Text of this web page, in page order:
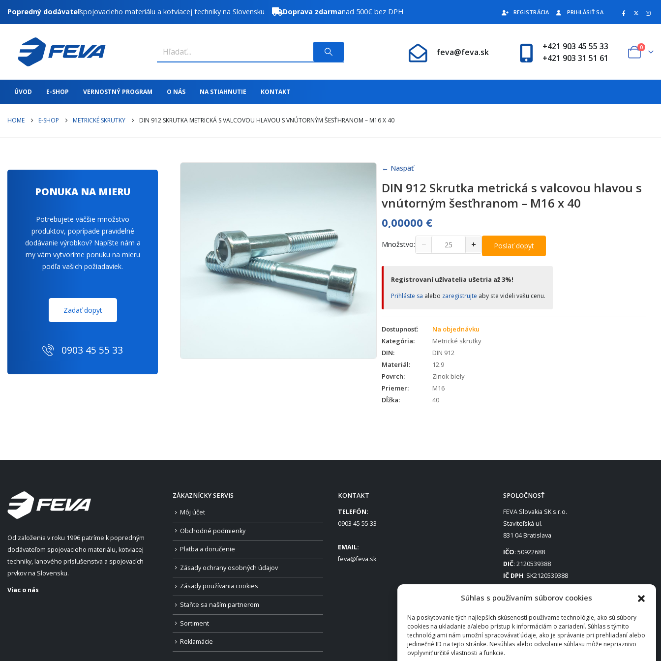
Súhlas s používaním súborov cookies
Na poskytovanie tých najlepších skúseností používame technológie, ako sú súbory
cookies na ukladanie a/alebo prístup k informáciám o zariadení. Súhlas s týmito
technológiami nám umožní spracovávať údaje, ako je správanie pri prehliadaní alebo
jedinečné ID na tejto stránke. Nesúhlas alebo odvolanie súhlasu môže nepriaznivo
ovplyvniť určité vlastnosti a funkcie.
Popredný dodávateľspojovacieho materiálu a kotviacej techniky na Slovensku Doprava zdarmanad 500€ bez DPH REGISTRÁCIA PRIHLÁSIŤ SA
feva@feva.sk
+421 903 45 55 33
+421 903 31 51 61
0
ÚVOD E-SHOP VERNOSTNÝ PROGRAM O NÁS NA STIAHNUTIE KONTAKT
HOME E-SHOP METRICKÉ SKRUTKY DIN 912 SKRUTKA METRICKÁ S VALCOVOU HLAVOU S VNÚTORNÝM ŠESŤHRANOM – M16 X 40
← Naspäť
DIN 912 Skrutka metrická s valcovou hlavou s
vnútorným šesťhranom – M16 x 40
0,00000 €
Množstvo: − + Poslať dopyt
Registrovaní užívatelia ušetria až 3%!
Prihláste sa alebo zaregistrujte aby ste videli vašu cenu.
Dostupnosť:
Na objednávku
Kategória:
Metrické skrutky
DIN:
DIN 912
Materiál:
12.9
Povrch:
Zinok biely
Priemer:
M16
Dĺžka:
40
PONUKA NA MIERU
Potrebujete väčšie množstvo
produktov, poprípade pravidelné
dodávanie výrobkov? Napíšte nám a
my vám vytvoríme ponuku na mieru
podľa vašich požiadaviek.
Zadať dopyt
0903 45 55 33
Od založenia v roku 1996 patríme k popredným
dodávateľom spojovacieho materiálu, kotviacej
techniky, lanového príslušenstva a spojovacích
prvkov na Slovensku.
Viac o nás
ZÁKAZNÍCKY SERVIS
Môj účet
Obchodné podmienky
Platba a doručenie
Zásady ochrany osobných údajov
Zásady používania cookies
Staňte sa naším partnerom
Sortiment
Reklamácie
KONTAKT
TELEFÓN:
0903 45 55 33
EMAIL:
feva@feva.sk
SPOLOČNOSŤ
FEVA Slovakia SK s.r.o.
Staviteľská ul.
831 04 Bratislava
IČO: 50922688
DIČ: 2120539388
IČ DPH: SK2120539388